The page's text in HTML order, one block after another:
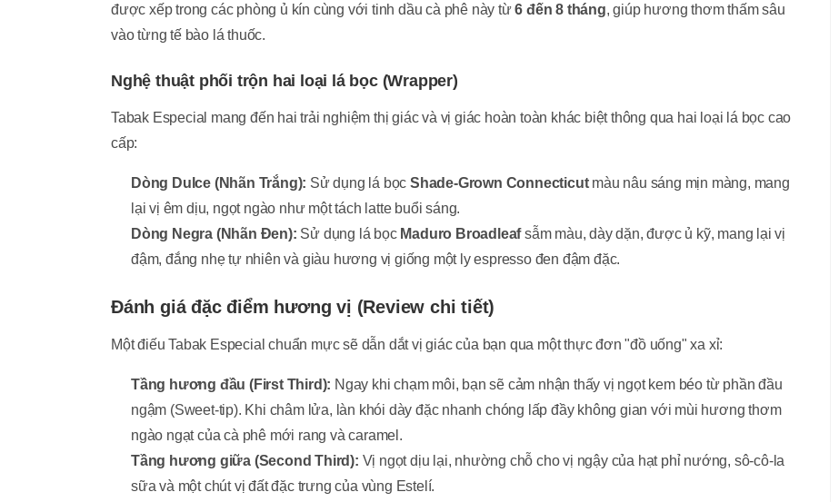
được xếp trong các phòng ủ kín cùng với tinh dầu cà phê này từ6 đến 8 tháng, giúp hương thơm thấm sâu
vào từng tế bào lá thuốc.
Nghệ thuật phối trộn hai loại lá bọc (Wrapper)
Tabak Especial mang đến hai trải nghiệm thị giác và vị giác hoàn toàn khác biệt thông qua hai loại lá bọc cao
cấp:
Dòng Dulce (Nhãn Trắng): Sử dụng lá bọcShade-Grown Connecticutmàu nâu sáng mịn màng, mang
lại vị êm dịu, ngọt ngào như một tách latte buổi sáng.
Dòng Negra (Nhãn Đen): Sử dụng lá bọc Maduro Broadleafsẫm màu, dày dặn, được ủ kỹ, mang lại vị
đậm, đắng nhẹ tự nhiên và giàu hương vị giống một ly espresso đen đậm đặc.
Đánh giá đặc điểm hương vị (Review chi tiết)
Một điếu Tabak Especial chuẩn mực sẽ dẫn dắt vị giác của bạn qua một thực đơn "đồ uống" xa xỉ:
Tầng hương đầu (First Third): Ngay khi chạm môi, bạn sẽ cảm nhận thấy vị ngọt kem béo từ phần đầu
ngậm (Sweet-tip). Khi châm lửa, làn khói dày đặc nhanh chóng lấp đầy không gian với mùi hương thơm
ngào ngạt của cà phê mới rang và caramel.
Tầng hương giữa (Second Third): Vị ngọt dịu lại, nhường chỗ cho vị ngậy của hạt phỉ nướng, sô-cô-la
sữa và một chút vị đất đặc trưng của vùng Estelí.